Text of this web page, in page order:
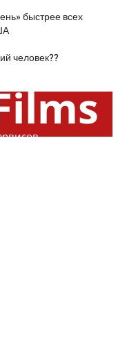
быстрее всех
человек??